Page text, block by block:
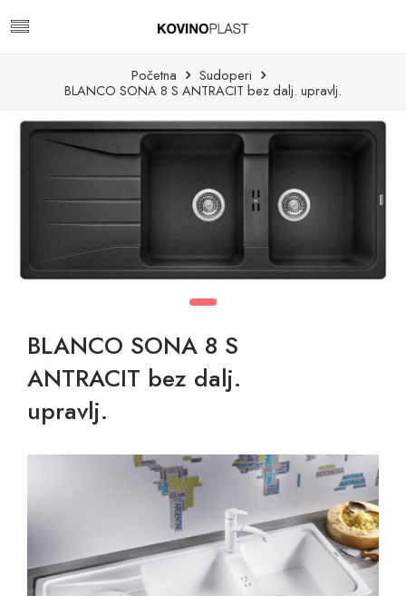
Početna
Sudoperi
BLANCO SONA 8 S ANTRACIT bez dalj. upravlj.
BLANCO SONA 8 S
ANTRACIT bez dalj.
upravlj.